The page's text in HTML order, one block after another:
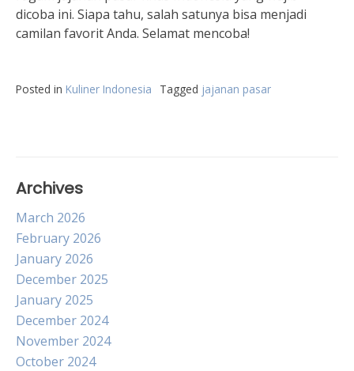
dicoba ini. Siapa tahu, salah satunya bisa menjadi
camilan favorit Anda. Selamat mencoba!
Posted in Kuliner Indonesia Tagged jajanan pasar
Archives
March 2026
February 2026
January 2026
December 2025
January 2025
December 2024
November 2024
October 2024